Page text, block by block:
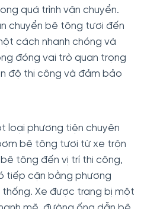
quá trình vận chuyển.
chuyển bê tông tươi đến
cách nhanh chóng và
đóng vai trò quan trọng
độ thi công và đảm bảo
loại phương tiện chuyên
bê tông tươi từ xe trộn
tông đến vị trí thi công,
tiếp cận bằng phương
Xe được trang bị một